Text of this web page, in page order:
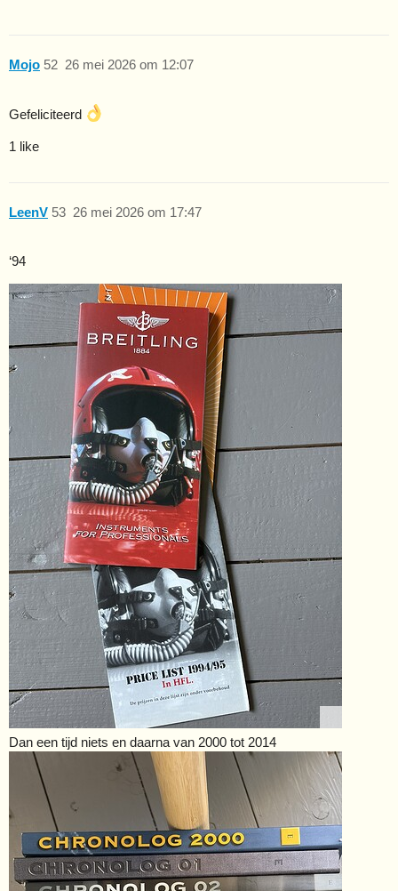
Mojo 26 mei 2026 om 12:07
52
Gefeliciteerd
1 like
LeenV 26 mei 2026 om 17:47
53
‘94
Dan een tijd niets en daarna van 2000 tot 2014